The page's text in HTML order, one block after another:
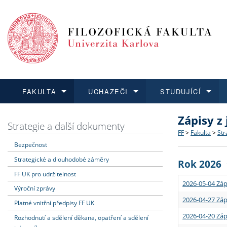
FAKULTA
Dozvědět se více
Struktura
Strategie
Podpora
UCHAZEČI
Podat přihlášku
Co
Učitelské
STUDUJÍCÍ
Dozvědět se více
Rigorózní
Dozvědět se více
O vědě a
Granty a
Dozvědět se více
Aktuální
Strategie a další dokumenty
Bezpečnost
Strategické a dlouhodobé záměry
FF UK pro udržitelnost
Výroční zprávy
Platné vnitřní předpisy FF UK
Rozhodnutí a sdělení děkana, opatření a sdělení
Zápisy
FF > Fakulta >
Rok 2026
2026-05-04
2026-04-27
2026-04-20